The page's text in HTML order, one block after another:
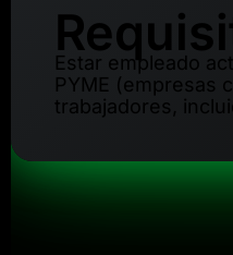
Estar empleado
PYME (empresas
trabajadores,